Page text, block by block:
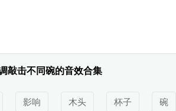
敲击不同碗的音效合集
影响 木头 杯子 碗